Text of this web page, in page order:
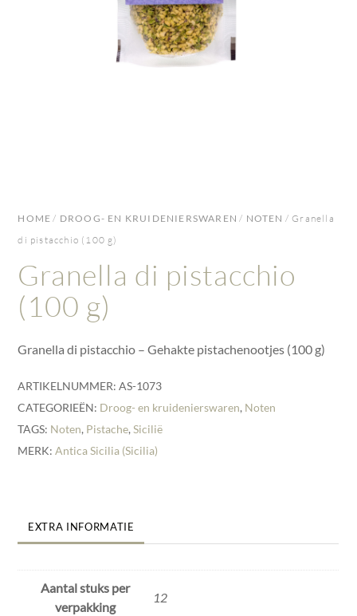
HOME / DROOG- EN KRUIDENIERSWAREN / NOTEN / Granella
di pistacchio (100 g)
Granella di pistacchio
(100 g)
Granella di pistacchio – Gehakte pistachenootjes (100 g)
ARTIKELNUMMER:AS-1073
CATEGORIEËN: Droog- en kruidenierswaren, Noten
TAGS: Noten, Pistache,Sicilië
MERK:Antica Sicilia (Sicilia)
EXTRA INFORMATIE
Aantal stuks per
verpakking
12